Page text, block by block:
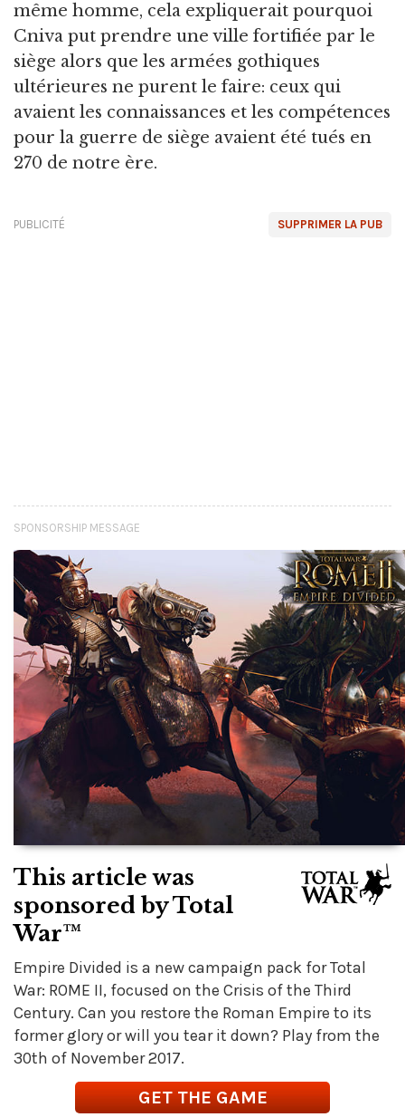
même homme, cela expliquerait pourquoi
Cniva put prendre une ville fortifiée par le
siège alors que les armées gothiques
ultérieures ne purent le faire: ceux qui
avaient les connaissances et les compétences
pour la guerre de siège avaient été tués en
270 de notre ère.
SUPPRIMER LA PUB
PUBLICITÉ
SPONSORSHIP MESSAGE
This article was
sponsored by Total
War™
Empire Divided is a new campaign pack for Total
War: ROME II, focused on the Crisis of the Third
Century. Can you restore the Roman Empire to its
former glory or will you tear it down? Play from the
30th of November 2017.
GET THE GAME